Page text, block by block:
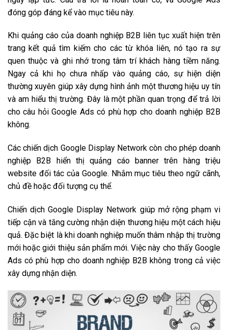
đóng góp đáng kể vào mục tiêu này.
Khi quảng cáo của doanh nghiệp B2B liên tục xuất hiện trên
trang kết quả tìm kiếm cho các từ khóa liên, nó tạo ra sự
quen thuộc và ghi nhớ trong tâm trí khách hàng tiềm năng.
Ngay cả khi họ chưa nhấp vào quảng cáo, sự hiện diện
thường xuyên giúp xây dựng hình ảnh một thương hiệu uy tín
và am hiểu thị trường. Đây là một phần quan trọng để trả lời
cho câu hỏi Google Ads có phù hợp cho doanh nghiệp B2B
không.
Các chiến dịch Google Display Network còn cho phép doanh
nghiệp B2B hiển thị quảng cáo banner trên hàng triệu
website đối tác của Google. Nhắm mục tiêu theo ngữ cãnh,
chủ đề hoặc đối tượng cụ thể.
Chiến dịch Google Display Network giúp mở rộng phạm vi
tiếp cận và tăng cường nhận diện thương hiệu một cách hiệu
quả. Đặc biệt là khi doanh nghiệp muốn thâm nhập thị trường
mới hoặc giới thiệu sản phẩm mới. Việc này cho thấy Google
Ads có phù hợp cho doanh nghiệp B2B không trong cả việc
xây dựng nhận diện.